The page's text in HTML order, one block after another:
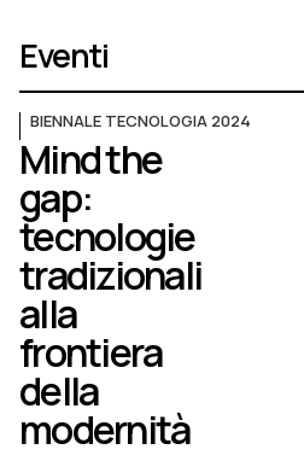
Eventi
BIENNALE TECNOLOGIA 2024
Mind the
gap:
tecnologie
tradizionali
alla
frontiera
della
modernità